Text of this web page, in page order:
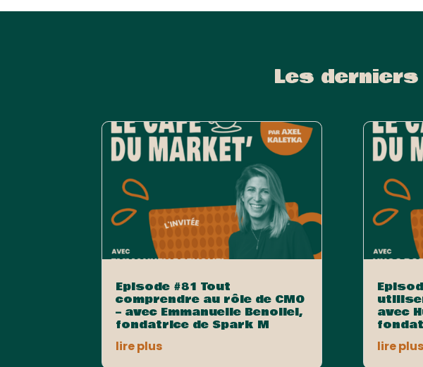
Les
Episode #81 Tout
comprendre au rôle de CMO
– avec Emmanuelle Benoliel,
fondatrice de Spark M
lire plus
avec
lire plus